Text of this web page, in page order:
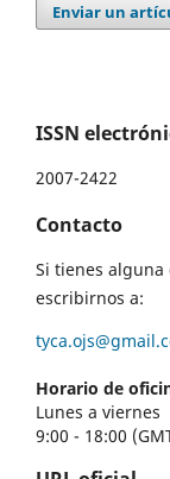
Enviar un
ISSN
2007-2422
Contacto
Si tienes
escribirnos a:
Horario de
Lunes a viernes
9:00 - 18:00